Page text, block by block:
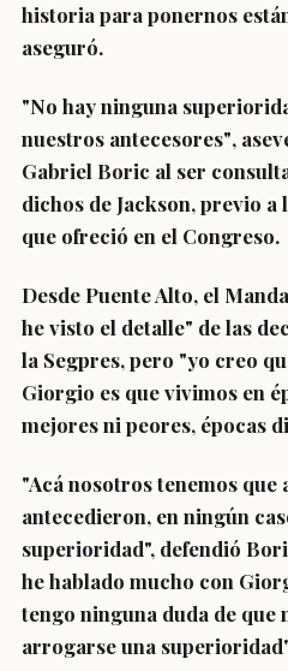
historia para ponernos
aseguró.
"No hay ninguna
nuestros antecesores",
Gabriel Boric al ser
dichos de Jackson, previo
que ofreció en el Congreso.
Desde Puente Alto, el
he visto el detalle" de las
la Segpres, pero "yo creo
Giorgio es que vivimos en
mejores ni peores, épocas
"Acá nosotros tenemos que
antecedieron, en ningún
superioridad", defendió
he hablado mucho con
tengo ninguna duda de que
arrogarse una